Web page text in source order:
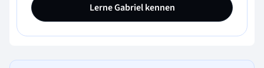
Lerne Gabriel kennen